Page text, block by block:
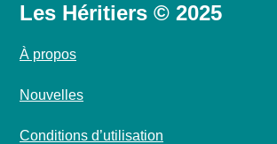
Les Héritiers © 2025
À propos
Nouvelles
Conditions d’utilisation